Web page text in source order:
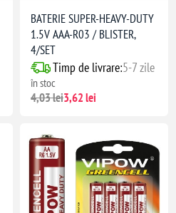
BATERIE SUPER-HEAVY-DUTY
1.5V AAA-R03 / BLISTER,
4/SET
Timp de livrare:5-7 zile
în stoc
4,03 lei3,62 lei